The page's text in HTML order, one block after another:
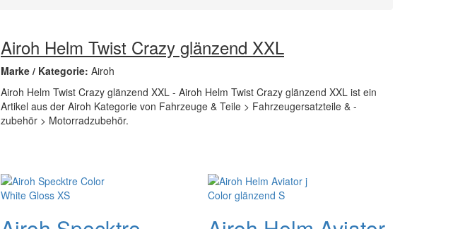
Airoh Helm Twist Crazy glänzend XXL
Marke / Kategorie: Airoh
Airoh Helm Twist Crazy glänzend XXL - Airoh Helm Twist Crazy glänzend XXL ist ein
Artikel aus der Airoh Kategorie von Fahrzeuge & Teile > Fahrzeugersatzteile & -
zubehör > Motorradzubehör.